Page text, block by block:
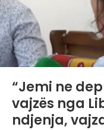
“Jemi ne
vajzës nga
ndjenja,